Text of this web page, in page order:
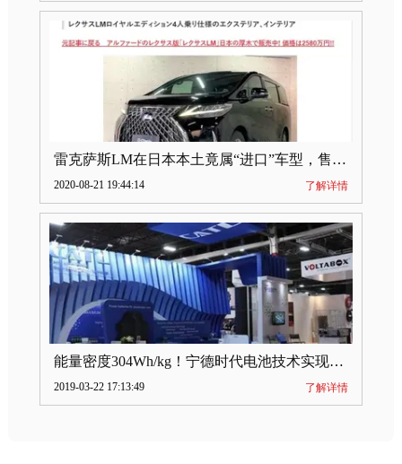
雷克萨斯LM在日本本土竟属“进口”车型，售价2580万日元
2020-08-21 19:44:14 了解详情
能量密度304Wh/kg！宁德时代电池技术实现突破
2019-03-22 17:13:49 了解详情